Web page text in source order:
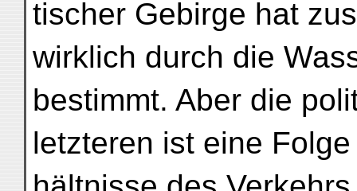
tischer Gebirge hat
wirklich durch die
bestimmt. Aber die
letzteren ist eine